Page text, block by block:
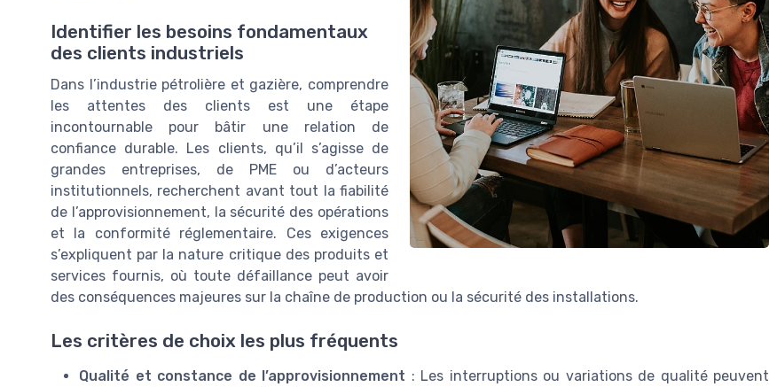
Identifier les besoins fondamentaux
des clients industriels
Dans l’industrie pétrolière et gazière, comprendre
les attentes des clients est une étape
incontournable pour bâtir une relation de
confiance durable. Les clients, qu’il s’agisse de
grandes entreprises, de PME ou d’acteurs
institutionnels, recherchent avant tout la fiabilité
de l’approvisionnement, la sécurité des opérations
et la conformité réglementaire. Ces exigences
s’expliquent par la nature critique des produits et
services fournis, où toute défaillance peut avoir
des conséquences majeures sur la chaîne de production ou la sécurité des installations.
Les critères de choix les plus fréquents
Qualité et constance de l’approvisionnement : Les interruptions ou variations de qualité peuvent